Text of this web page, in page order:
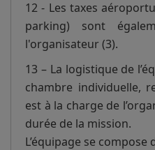
12 - Les taxes
parking) sont
l'organisateur (3).
13 – La logistique de
chambre individuelle,
est à la charge de
durée de la mission.
L’équipage se compose